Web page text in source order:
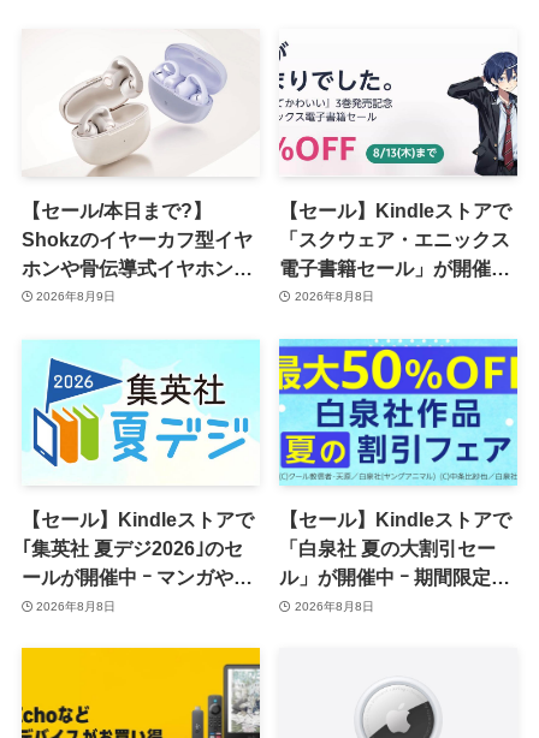
【セール/本日まで?】
Shokzのイヤーカフ型イヤ
ホンや骨伝導式イヤホンが
一律10％のポイント還元に
2026年8月9日
【セール】Kindleストアで
「スクウェア・エニックス
電子書籍セール」が開催中
ｰ コミックやゲーム関連書
2026年8月8日
【セール】Kindleストアで
｢集英社 夏デジ2026｣のセ
ールが開催中 ｰ マンガや写
真集など1,000冊以上が
2026年8月8日
【セール】Kindleストアで
「白泉社 夏の大割引セー
ル」が開催中 ｰ 期間限定
70％オフや全巻50％オフな
2026年8月8日